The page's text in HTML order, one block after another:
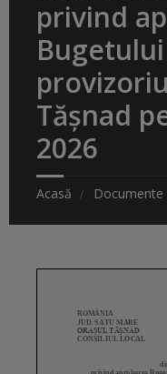
privind
Tășnad
2026
Acasă Documente